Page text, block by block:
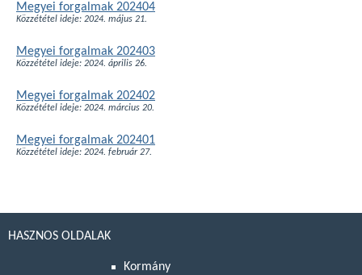
Megyei forgalmak 202404
Közzététel ideje: 2024. május 21.
Megyei forgalmak 202403
Közzététel ideje: 2024. április 26.
Megyei forgalmak 202402
Közzététel ideje: 2024. március 20.
Megyei forgalmak 202401
Közzététel ideje: 2024. február 27.
HASZNOS OLDALAK
Kormány